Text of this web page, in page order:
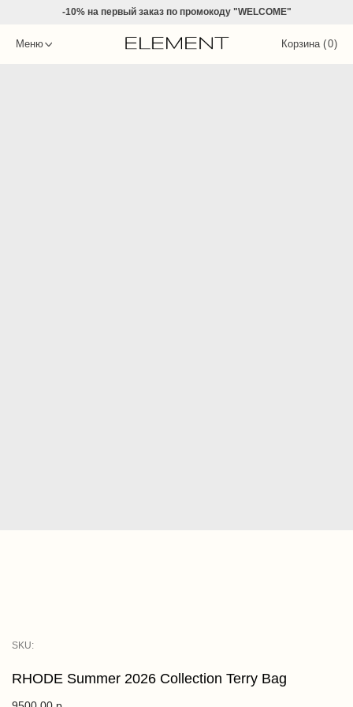
-10% напервый заказ по промокоду "WELCOME"
Корзина (
Меню )
0
RHODE Summer 2026 Collection Terry Bag
SKU: